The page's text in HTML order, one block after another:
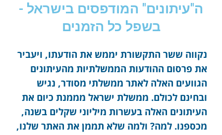
ה"עיתונים" המודפסים בישראל -
בשפל כל הזמנים
נקווה ששר התקשורת יממש את הודעתו, ויעביר
את פרסום ההודעות הממשלתיות מהעיתונים
הגוועים האלה לאתר ממשלתי מסודר, נגיש
ובחינם לכולם. ממשלת ישראל מממנת כיום את
העיתונים האלה בעשרות מיליוני שקלים בשנה,
מכספנו. למה? ולמה שלא תממן את האתר שלנו,